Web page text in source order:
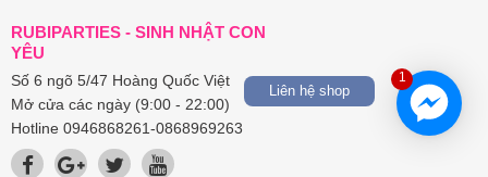
1
Liên hệ shop
RUBIPARTIES - SINH NHẬT CON
YÊU
Số 6 ngõ 5/47 Hoàng Quốc Việt
Mở cửa các ngày (9:00 - 22:00)
Hotline 0946868261-0868969263